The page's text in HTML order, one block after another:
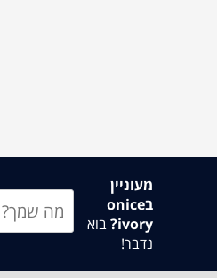
מעוניין
בonice
ivory? בוא
נדבר!